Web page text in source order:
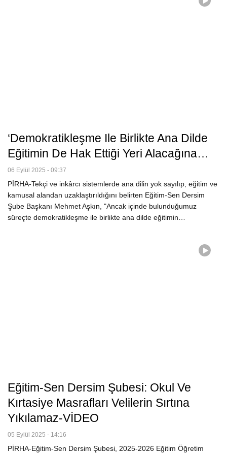
‘Demokratikleşme Ile Birlikte Ana Dilde
Eğitimin De Hak Ettiği Yeri Alacağına…
06 Eylül 2025 - 09:37
PİRHA-Tekçi ve inkârcı sistemlerde ana dilin yok sayılıp, eğitim ve
kamusal alandan uzaklaştırıldığını belirten Eğitim-Sen Dersim
Şube Başkanı Mehmet Aşkın, "Ancak içinde bulunduğumuz
süreçte demokratikleşme ile birlikte ana dilde eğitimin…
Eğitim-Sen Dersim Şubesi: Okul Ve
Kırtasiye Masrafları Velilerin Sırtına
Yıkılamaz-VİDEO
05 Eylül 2025 - 14:16
PİRHA-Eğitim-Sen Dersim Şubesi, 2025-2026 Eğitim Öğretim